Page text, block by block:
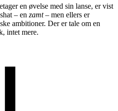
en øvelse med sin lanse, er vist
– en zamt– men ellers er
ambitioner. Der er tale om en
intet mere.